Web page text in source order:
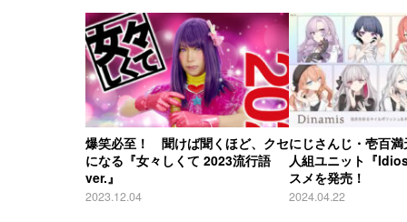
爆笑必至！ 聞けば聞くほど、クセ
になる『女々しくて 2023流行語
ver.』
2023.12.04
にじさんじ・壱百
人組ユニット『
スメを発売！
2024.04.22